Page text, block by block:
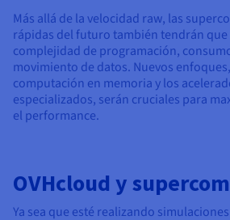
Más allá de la velocidad raw, las
rápidas del futuro también tendrán
complejidad de programación,
movimiento de datos. Nuevos
computación en memoria y los
especializados, serán cruciales para
el performance.
OVHcloud y
Ya sea que esté realizando